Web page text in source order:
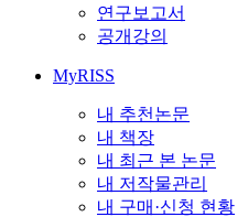
연구보고서
공개강의
MyRISS
내 추천논문
내 책장
내 최근 본 논문
내 저작물관리
내 구매·신청 현황